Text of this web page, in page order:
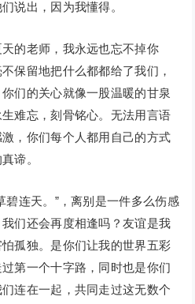
说出，因为我懂得。
老师，我永远也忘不掉你
保留地把什么都都给了我们，
们的关心就像一股温暖的甘泉
难忘，刻骨铭心。无法用言语
，你们每个人都用自己的方式
谛。
连天。”，离别是一件多么伤感
们还会再度相逢吗？友谊是我
孤独。是你们让我的世界五彩
第一个十字路，同时也是你们
连在一起，共同走过这无数个